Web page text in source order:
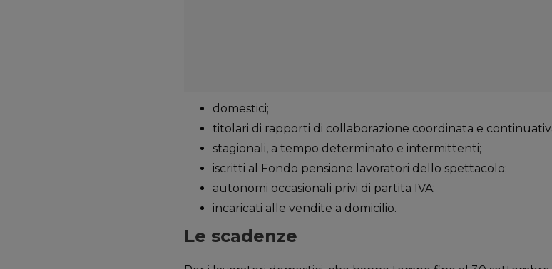
domestici;
titolari di rapporti di collaborazione coordinata e
stagionali, a tempo determinato e intermittenti;
iscritti al Fondo pensione lavoratori dello spettacolo;
autonomi occasionali privi di partita IVA;
incaricati alle vendite a domicilio.
Le scadenze